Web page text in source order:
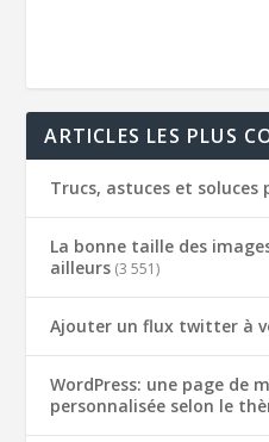
ARTICLES LES PLUS
Trucs, astuces et soluces
La bonne taille des
ailleurs (3 551)
Ajouter un flux twitter à
WordPress: une page de
personnalisée selon le